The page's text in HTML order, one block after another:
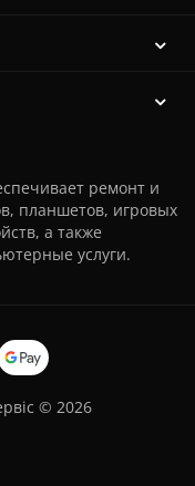
ремонт и
планшетов, игровых
а также
услуги.
© 2026